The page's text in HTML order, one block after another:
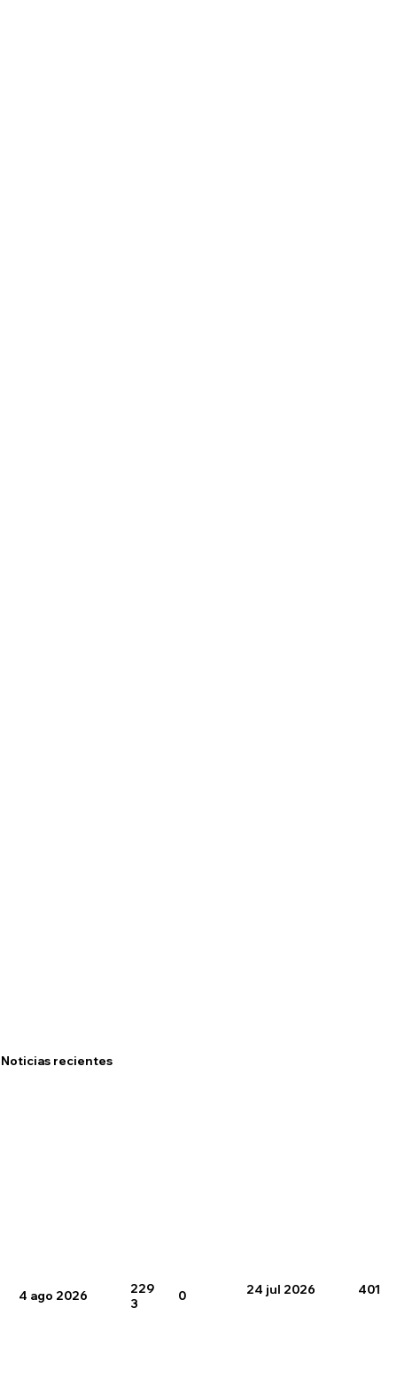
Noticias recientes
4 ago 2026
229
3
0 24 jul 2026 401